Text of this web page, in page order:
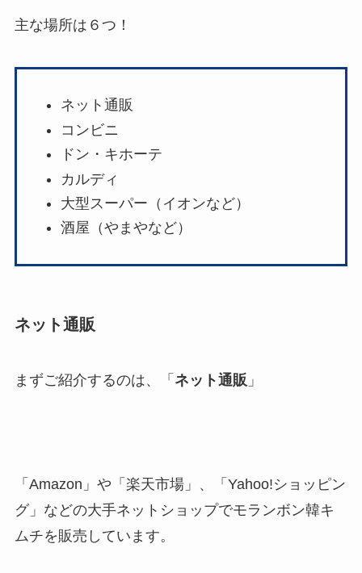
主な場所は６つ！
ネット通販
コンビニ
ドン・キホーテ
カルディ
大型スーパー（イオンなど）
酒屋（やまやなど）
ネット通販
まずご紹介するのは、「 ネット通販 」
「Amazon」や「楽天市場」、「Yahoo!ショッピン
グ」などの大手ネットショップでモランボン韓キ
ムチを販売しています。